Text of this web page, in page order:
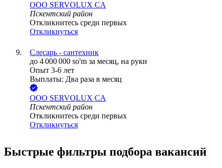
ООО SERVOLUX CA
Пскентский район
Откликнитесь среди первых
Откликнуться
Слесарь - сантехник
до 4 000 000 so'm за месяц, на руки
Опыт 3-6 лет
Выплаты: Два раза в месяц
ООО SERVOLUX CA
Пскентский район
Откликнитесь среди первых
Откликнуться
Быстрые фильтры подбора вакансий